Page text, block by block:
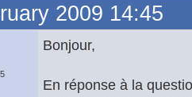
2009 14:45
Bonjour,
En réponse à la